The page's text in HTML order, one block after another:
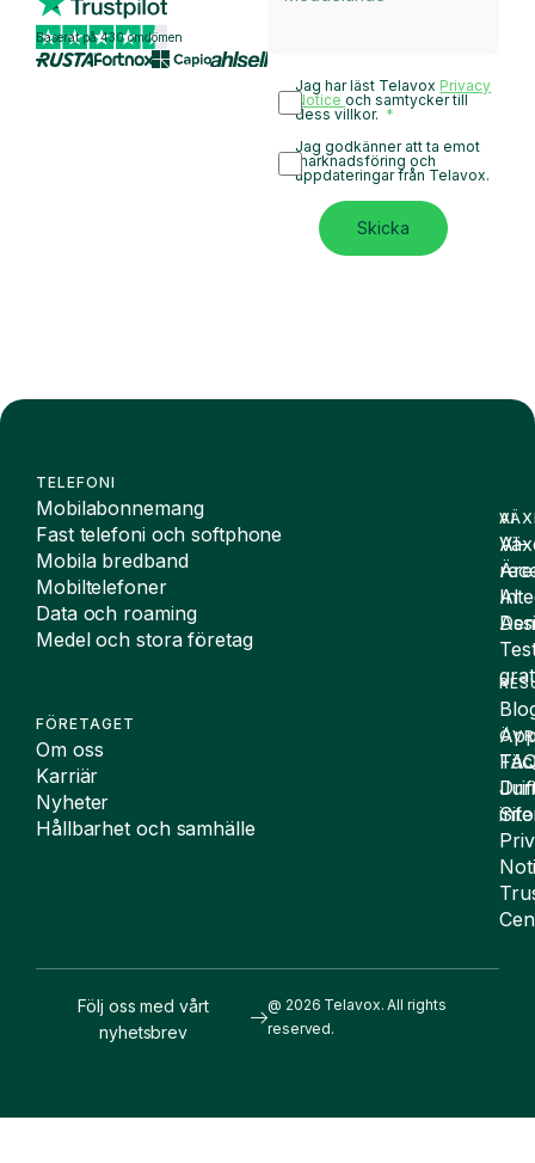
Baserat på 430 omdömen
Jag har läst Telavox Privacy
Noticeoch samtycker till
dess villkor.
Jag godkänner att ta emot
marknadsföring och
uppdateringar från Telavox.
Skicka
TELEFONI
Mobilabonnemang
Fast telefoni och softphone
Mobila bredband
Mobiltelefoner
Data och roaming
Medel och stora företag
FÖRETAGET
Om oss
Karriär
Nyheter
Hållbarhet och samhälle
AI
AI-
AI
@ 2026 Telavox. All rights
reserved.
Följ oss med vårt
nyhetsbrev